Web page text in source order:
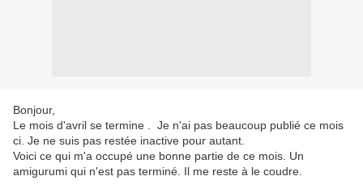
Bonjour,
Le mois d'avril se termine . Je n'ai pas beaucoup publié ce mois
ci. Je ne suis pas restée inactive pour autant.
Voici ce qui m'a occupé une bonne partie de ce mois. Un
amigurumi qui n'est pas terminé. Il me reste à le coudre.